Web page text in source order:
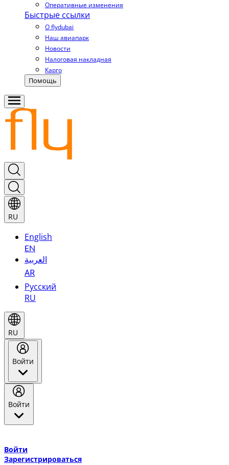
Оперативные изменения
Быстрые ссылки
О flydubai
Наш авиапарк
Новости
Налоговая накладная
Карго
Помощь
RU
English
EN
العربية
AR
Русский
RU
RU
Войти
Войти
Войти
Зарегистрироваться